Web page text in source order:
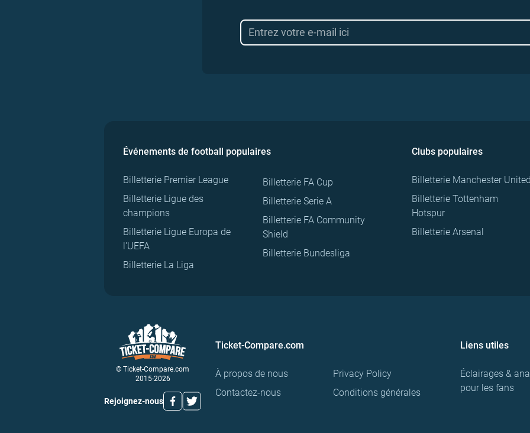
Événements de football populaires
Billetterie Premier League
Billetterie Ligue des
champions
Billetterie Ligue Europa de
l'UEFA
Billetterie La Liga
Billetterie FA Cup
Billetterie Serie A
Billetterie FA Community
Shield
Billetterie Bundesliga
Clubs populaires
Billetterie Manchester
Billetterie Tottenham
Hotspur
Billetterie Arsenal
© Ticket-Compare.com
2015-2026
Rejoignez-nous
Ticket-Compare.com
À propos de nous
Contactez-nous
Privacy Policy
Conditions générales
Liens utiles
Éclairages &
pour les fans